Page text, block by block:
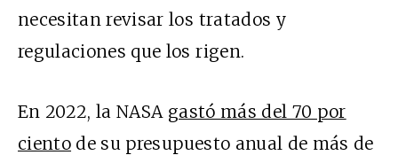
necesitan revisar los tratados y
regulaciones que los rigen.
En 2022, la NASA gastó más del 70 por
ciento de su presupuesto anual de más de